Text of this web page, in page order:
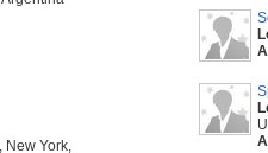
New York,